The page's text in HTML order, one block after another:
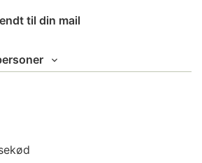
til din mail